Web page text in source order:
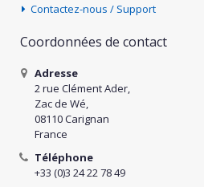
Contactez-nous / Support
Coordonnées de contact
Adresse
2 rue Clément Ader,
Zac de Wé,
08110 Carignan
France
Téléphone
+33 (0)3 24 22 78 49